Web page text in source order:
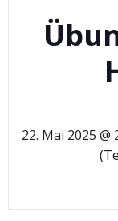
22. Mai 2025